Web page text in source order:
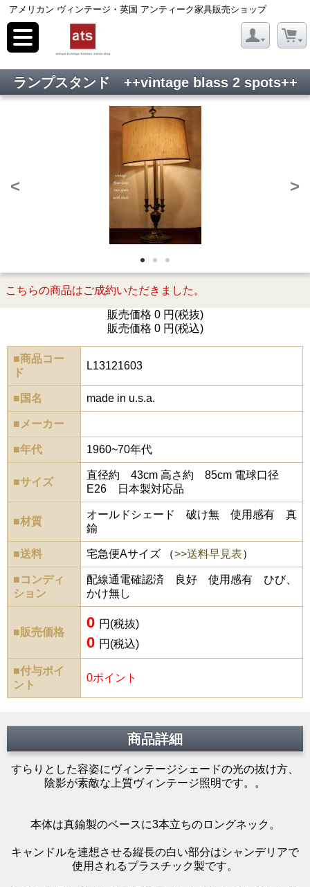
アメリカン ヴィンテージ・英国 アンティーク家具販売ショップ
toggle
navigation
ランプスタンド ++vintage blass 2 spots++
< >
こちらの商品はご成約いただきました。
販売価格 0 円(税抜)
販売価格 0 円(税込)
■商品コー
ド
L13121603
■国名 made in u.s.a.
■メーカー
■年代 1960~70年代
■サイズ
直径約 43cm 高さ約 85cm 電球口径
E26 日本製対応品
■材質
オールドシェード 破け無 使用感有 真
鍮
■送料 宅急便Aサイズ （>>送料早見表）
■コンディ
ション
配線通電確認済 良好 使用感有 ひび、
かけ無し
■販売価格
0 円(税抜)
0 円(税込)
■付与ポイ
ント
0ポイント
商品詳細
すらりとした容姿にヴィンテージシェードの光の抜け方、
陰影が素敵な上質ヴィンテージ照明です。。
本体は真鍮製のベースに3本立ちのロングネック。
キャンドルを連想させる縦長の白い部分はシャンデリアで
使用されるプラスチック製です。